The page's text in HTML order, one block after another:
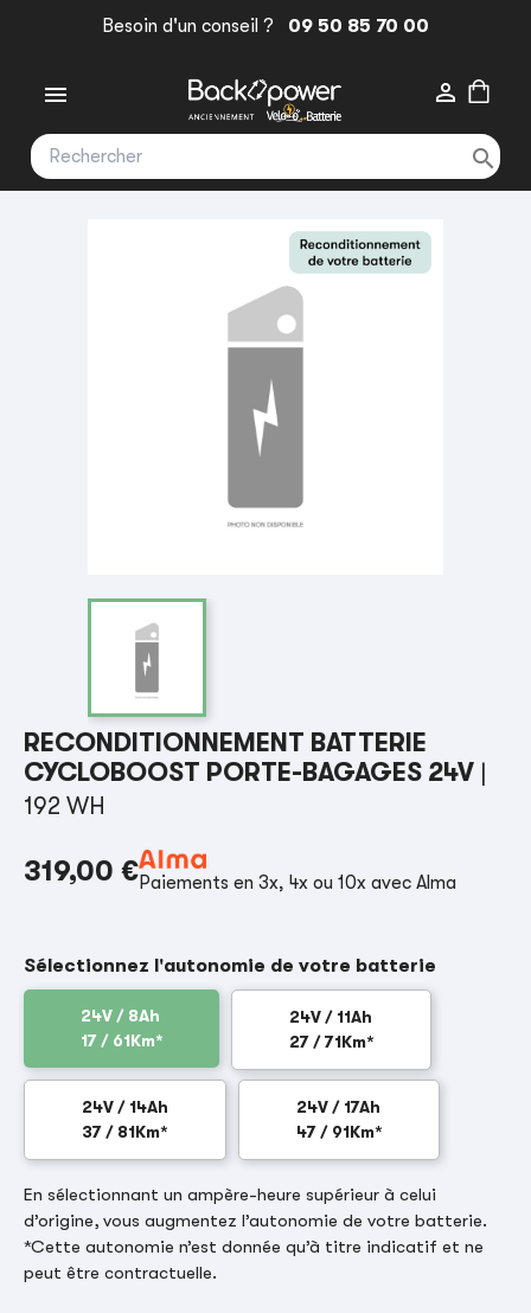
Besoin d'un conseil ? 09 50 85 70 00
 

RECONDITIONNEMENT BATTERIE
CYCLOBOOST PORTE-BAGAGES 24V
192 WH
319,00 €Paiements en 3x, 4x ou 10x avec Alma
Sélectionnez l'autonomie de votre batterie
24V / 8Ah
17 / 61Km*
24V / 11Ah
27 / 71Km*
24V / 14Ah
37 / 81Km*
24V / 17Ah
47 / 91Km*
En sélectionnant un ampère-heure supérieur à celui
d’origine, vous augmentez l’autonomie de votre batterie.
*Cette autonomie n’est donnée qu’à titre indicatif et ne
peut être contractuelle.